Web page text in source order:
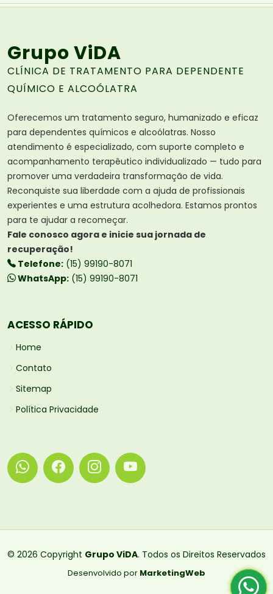
Grupo ViDA
CLÍNICA DE TRATAMENTO PARA DEPENDENTE
QUÍMICO E ALCOÓLATRA
Oferecemos um tratamento seguro, humanizado e eficaz
para dependentes químicos e alcoólatras. Nosso
atendimento é especializado, com suporte completo e
acompanhamento terapêutico individualizado — tudo para
promover uma verdadeira transformação de vida.
Reconquiste sua liberdade com a ajuda de profissionais
experientes e uma estrutura acolhedora. Estamos prontos
para te ajudar a recomeçar.
Fale conosco agora e inicie sua jornada de
recuperação!
Telefone: (15) 99190-8071
WhatsApp: (15) 99190-8071
ACESSO RÁPIDO
Home
Contato
Sitemap
Política Privacidade
© 2026 Copyright Grupo ViDA. Todos os Direitos Reservados
Desenvolvido por MarketingWeb